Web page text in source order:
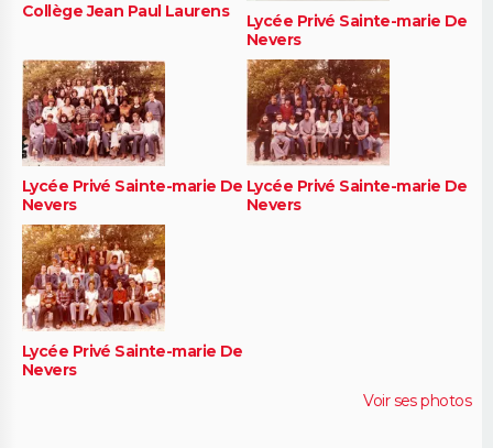
Collège Jean Paul Laurens
Lycée Privé Sainte-marie De
Nevers
Lycée Privé Sainte-marie De
Nevers
Lycée Privé Sainte-marie De
Nevers
Lycée Privé Sainte-marie De
Nevers
Voir ses photos